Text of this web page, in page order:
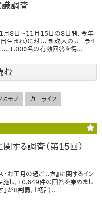
識調査
月8日〜11月15日の8日間、今年
まれ)に対し、新成人のカーライ
し、1,000名の有効回答を得...
む
カモノ カーライフ
関する調査（第15回）
・お正月の過ごし方』に関するイン
し、10,649件の回答を集めまし
が8割弱、「初詣...